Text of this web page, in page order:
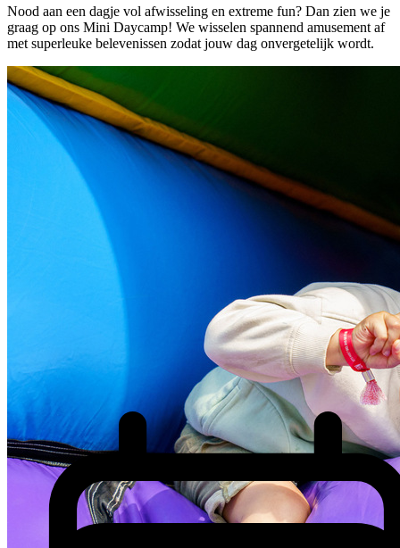
Nood aan een dagje vol afwisseling en extreme fun? Dan zien we je
graag op ons Mini Daycamp! We wisselen spannend amusement af
met superleuke belevenissen zodat jouw dag onvergetelijk wordt.